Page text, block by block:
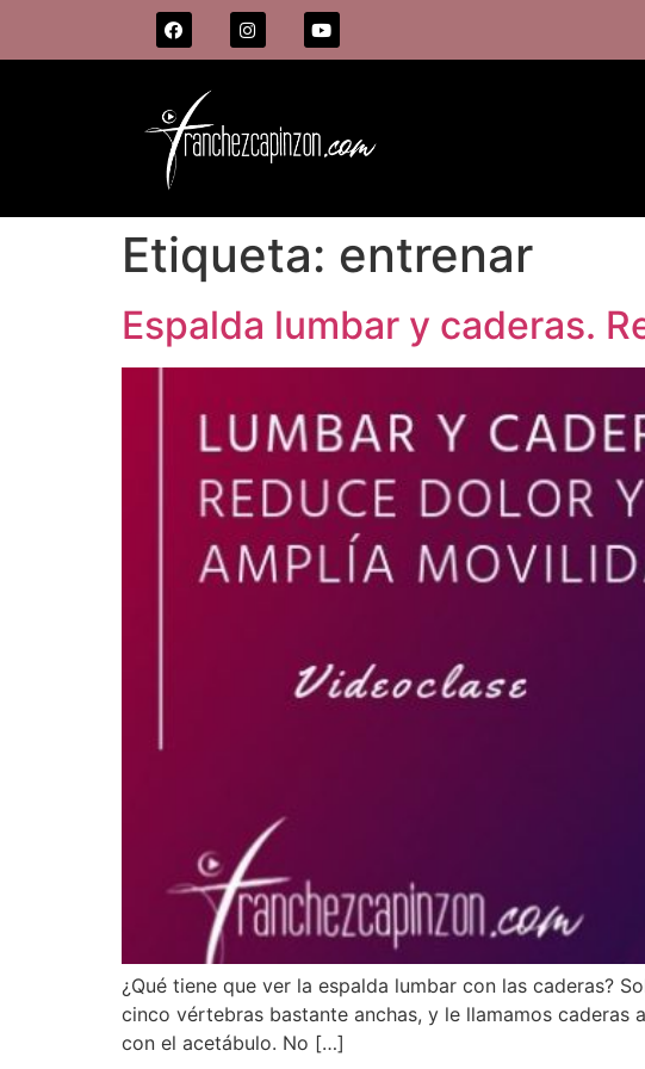
Etiqueta: entrenar
Espalda lumbar y caderas.
¿Qué tiene que ver la espalda lumbar con las caderas?
cinco vértebras bastante anchas, y le llamamos
con el acetábulo. No […]